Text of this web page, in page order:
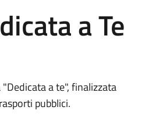
a Te
a te", finalizzata
pubblici.